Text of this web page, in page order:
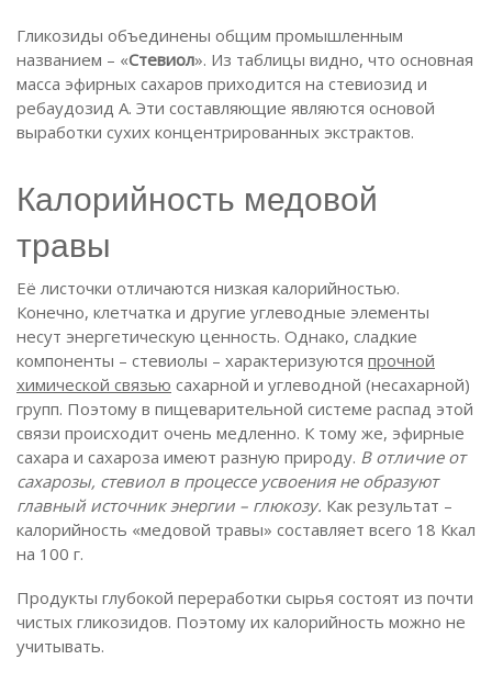
Гликозиды объединены общим промышленным
названием – «Стевиол». Из таблицы видно, что основная
масса эфирных сахаров приходится на стевиозид и
ребаудозид А. Эти составляющие являются основой
выработки сухих концентрированных экстрактов.
Калорийность медовой
травы
Её листочки отличаются низкая калорийностью.
Конечно, клетчатка и другие углеводные элементы
несут энергетическую ценность. Однако, сладкие
компоненты – стевиолы – характеризуются прочной
химической связью сахарной и углеводной (несахарной)
групп. Поэтому в пищеварительной системе распад этой
связи происходит очень медленно. К тому же, эфирные
сахара и сахароза имеют разную природу. В отличие от
сахарозы, стевиол в процессе усвоения не образуют
главный источник энергии – глюкозу. Как результат –
калорийность «медовой травы» составляет всего 18 Ккал
на 100 г.
Продукты глубокой переработки сырья состоят из почти
чистых гликозидов. Поэтому их калорийность можно не
учитывать.